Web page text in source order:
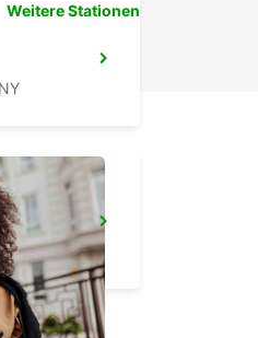
Weitere Stationen